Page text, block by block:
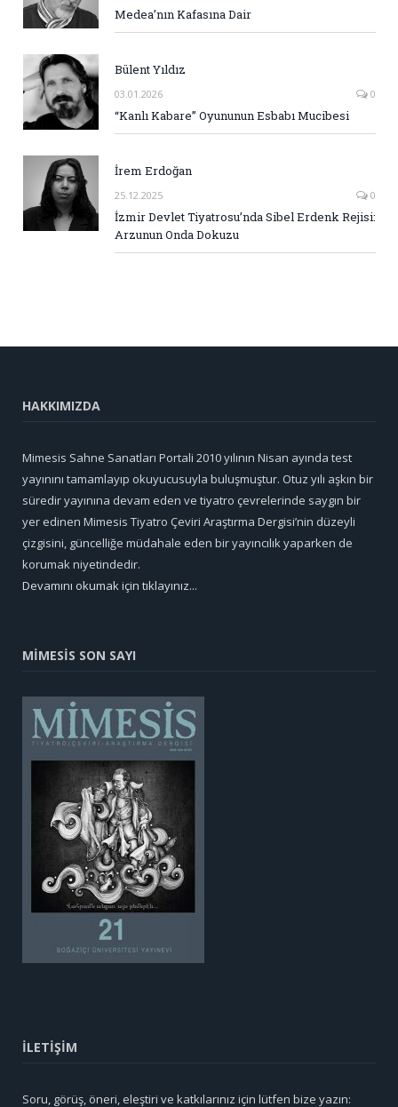
Medea’nın Kafasına Dair
Bülent Yıldız
03.01.2026 0
“Kanlı Kabare” Oyununun Esbabı Mucibesi
İrem Erdoğan
25.12.2025 0
İzmir Devlet Tiyatrosu’nda Sibel Erdenk Rejisi:
Arzunun Onda Dokuzu
HAKKIMIZDA
Mimesis Sahne Sanatları Portali 2010 yılının Nisan ayında test
yayınını tamamlayıp okuyucusuyla buluşmuştur. Otuz yılı aşkın bir
süredir yayınına devam eden ve tiyatro çevrelerinde saygın bir
yer edinen Mimesis Tiyatro Çeviri Araştırma Dergisi’nin düzeyli
çizgisini, güncelliğe müdahale eden bir yayıncılık yaparken de
korumak niyetindedir.
Devamını okumak için tıklayınız...
MİMESİS SON SAYI
İLETİŞİM
Soru, görüş, öneri, eleştiri ve katkılarınız için lütfen bize yazın: